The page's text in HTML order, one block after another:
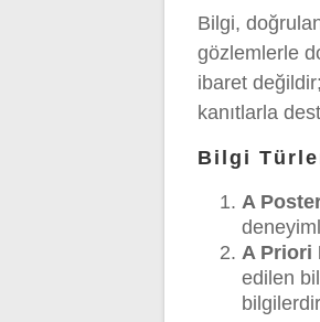
Bilgi,
gözlemlerle
ibaret
kanıtlarla
Bilgi
A
A Priori
edilen